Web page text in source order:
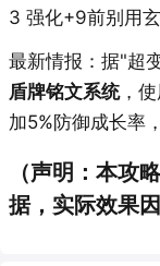
3 强化+9前别用
最新情报：据"超
盾牌铭文系统，使
加5%防御成长率
（声明：本攻
据，实际效果